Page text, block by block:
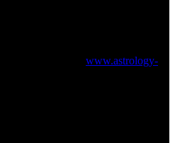
www.astrology-